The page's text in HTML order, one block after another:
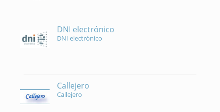
DNI electrónico
DNI electrónico
Callejero
Callejero